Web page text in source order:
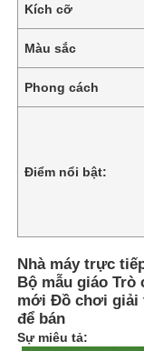
Kích cỡ
Màu sắc
Phong cách
Điểm nổi bật:
Nhà máy trực
Bộ mẫu giáo
mới Đồ chơi giải
để bán
Sự miêu tả: